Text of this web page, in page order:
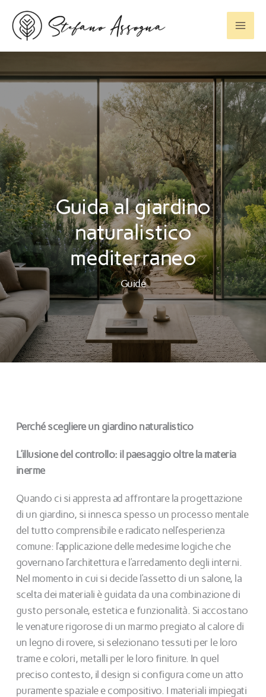
contenuto
Guida al giardino
naturalistico
mediterraneo
Guide
Perché scegliere un giardino naturalistico
L’illusione del controllo: il paesaggio oltre la materia
inerme
Quando ci si appresta ad affrontare la progettazione
di un giardino, si innesca spesso un processo mentale
del tutto comprensibile e radicato nell’esperienza
comune: l’applicazione delle medesime logiche che
governano l’architettura e l’arredamento degli interni.
Nel momento in cui si decide l’assetto di un salone, la
scelta dei materiali è guidata da una combinazione di
gusto personale, estetica e funzionalità. Si accostano
le venature rigorose di un marmo pregiato al calore di
un legno di rovere, si selezionano tessuti per le loro
trame e colori, metalli per le loro finiture. In quel
preciso contesto, il design si configura come un atto
puramente spaziale e compositivo. I materiali impiegati